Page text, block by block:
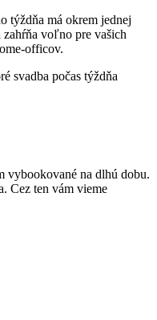
týždňa má okrem jednej
voľno pre vašich
officov.
svadba počas týždňa
vybookované na dlhú dobu.
Cez ten vám vieme